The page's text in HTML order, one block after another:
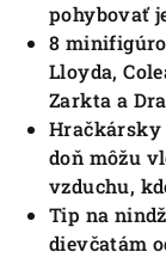
pohybovať
8
Lloyda,
Zarkta a
Hračkársky
doň môžu
vzduchu,
Tip na
dievčatám